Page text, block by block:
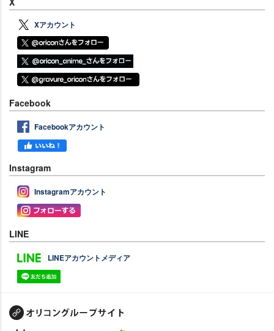
Xアカウント
Facebook
Facebookアカウント
Instagram
Instagramアカウント
LINE
LINEアカウントメディア